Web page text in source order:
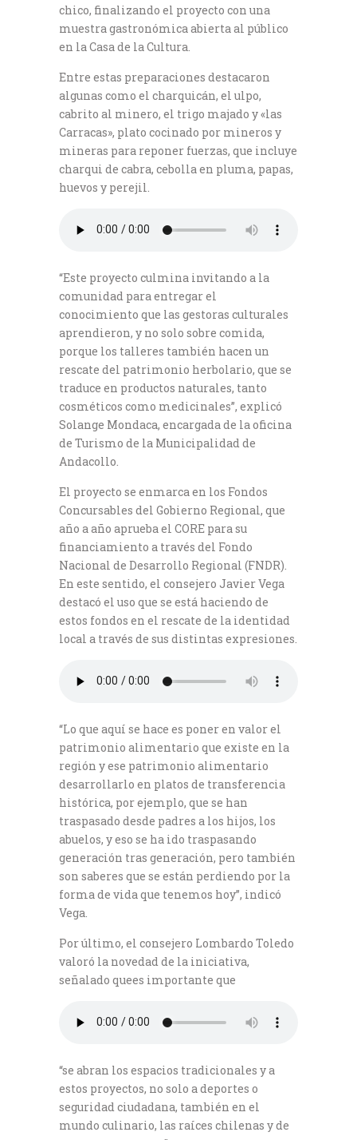
chico, finalizando el proyecto con una
muestra gastronómica abierta al público
en la Casa de la Cultura.
Entre estas preparaciones destacaron
algunas como el charquicán, el ulpo,
cabrito al minero, el trigo majado y «las
Carracas», plato cocinado por mineros y
mineras para reponer fuerzas, que incluye
charqui de cabra, cebolla en pluma, papas,
huevos y perejil.
“Este proyecto culmina invitando a la
comunidad para entregar el
conocimiento que las gestoras culturales
aprendieron, y no solo sobre comida,
porque los talleres también hacen un
rescate del patrimonio herbolario, que se
traduce en productos naturales, tanto
cosméticos como medicinales”, explicó
Solange Mondaca, encargada de la oficina
de Turismo de la Municipalidad de
Andacollo.
El proyecto se enmarca en los Fondos
Concursables del Gobierno Regional, que
año a año aprueba el CORE para su
financiamiento a través del Fondo
Nacional de Desarrollo Regional (FNDR).
En este sentido, el consejero Javier Vega
destacó el uso que se está haciendo de
estos fondos en el rescate de la identidad
local a través de sus distintas expresiones.
“Lo que aquí se hace es poner en valor el
patrimonio alimentario que existe en la
región y ese patrimonio alimentario
desarrollarlo en platos de transferencia
histórica, por ejemplo, que se han
traspasado desde padres a los hijos, los
abuelos, y eso se ha ido traspasando
generación tras generación, pero también
son saberes que se están perdiendo por la
forma de vida que tenemos hoy”, indicó
Vega.
Por último, el consejero Lombardo Toledo
valoró la novedad de la iniciativa,
señalado quees importante que
“se abran los espacios tradicionales y a
estos proyectos, no solo a deportes o
seguridad ciudadana, también en el
mundo culinario, las raíces chilenas y de